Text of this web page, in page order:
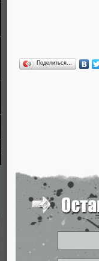
Поделиться…